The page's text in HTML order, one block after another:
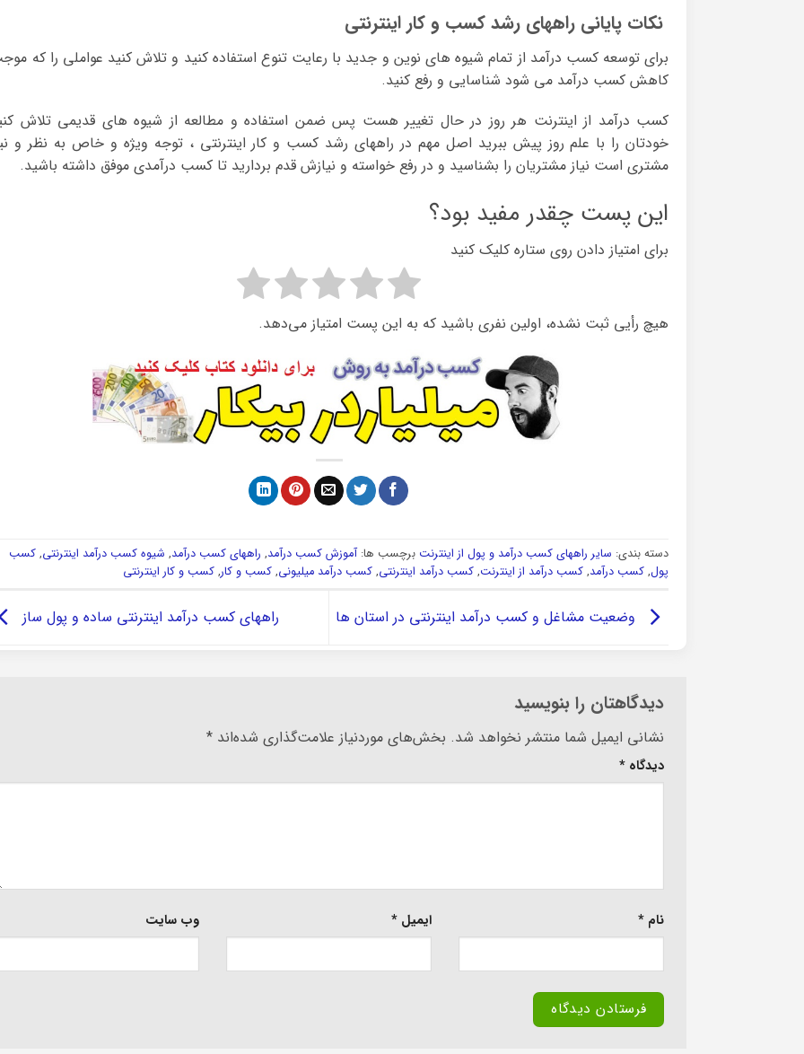
نکات پایانی راههای رشد کسب و کار اینترنتی
برای توسعه کسب درآمد از تمام شیوه های نوین و جدید با رعایت تنوع استفاده کنید و تلاش کنید عواملی را که
کاهش کسب درآمد می شود شناسایی و رفع کنید.
کسب درآمد از اینترنت هر روز در حال تغییر هست پس ضمن استفاده و مطالعه از شیوه های قدیمی تلاش
خودتان را با علم روز پیش ببرید اصل مهم در راههای رشد کسب و کار اینترنتی ، توجه ویژه و خاص به نظر و
مشتری است نیاز مشتریان را بشناسید و در رفع خواسته و نیازش قدم بردارید تا کسب درآمدی موفق داشته باشید.
این پست چقدر مفید بود؟
برای امتیاز دادن روی ستاره کلیک کنید
هیچ رأیی ثبت نشده، اولین نفری باشید که به این پست امتیاز می‌دهد.
دسته بندی: سایر راههای کسب درآمد و پول از اینترنت برچسب ها:آموزش کسب درآمد, راههای کسب درآمد, شیوه کسب درآمد اینترنتی, کسب
پول, کسب درآمد, کسب درآمد از اینترنت, کسب درآمد اینترنتی, کسب درآمد میلیونی, کسب و کار, کسب و کار اینترنتی
وضعیت مشاغل و کسب درآمد اینترنتی در استان ها راههای کسب درآمد اینترنتی ساده و پول ساز
دیدگاهتان را بنویسید
نشانی ایمیل شما منتشر نخواهد شد. بخش‌های موردنیاز علامت‌گذاری شده‌اند *
دیدگاه *
نام * ایمیل * وب‌ سایت
Alternative: